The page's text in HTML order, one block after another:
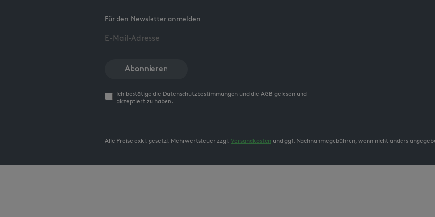
Für den Newsletter anmelden
Abonnieren
Ich bestätige die Datenschutzbestimmungen und die AGB gelesen und
akzeptiert zu haben.
Alle Preise exkl. gesetzl. Mehrwertsteuer zzgl. Versandkosten und ggf. Nachnahmegebühren, wenn nicht anders